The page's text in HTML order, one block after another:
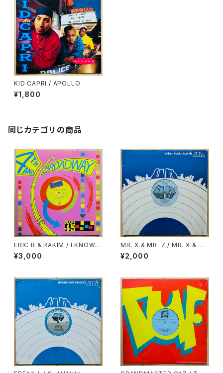
KID CAPRI / APOLLO
¥1,800
同じカテゴリの商品
ERIC B & RAKIM / I KNOW Y
OU GOT SOUL
¥3,000
MR. X & MR. Z / MR. X & M
R. Z DRINK OLD GOLD
¥2,000